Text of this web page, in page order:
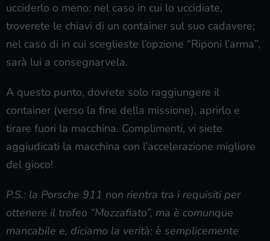
ucciderlo o meno: nel caso in cui lo uccidiate,
troverete le chiavi di un container sul suo cadavere;
nel caso di in cui sceglieste l’opzione “Riponi l’arma”,
sarà lui a consegnarvela.
A questo punto, dovrete solo raggiungere il
container (verso la fine della missione), aprirlo e
tirare fuori la macchina. Complimenti, vi siete
aggiudicati la macchina con l’accelerazione migliore
del gioco!
P.S.: la Porsche 911 non rientra tra i requisiti per
ottenere il trofeo “Mozzafiato”, ma è comunque
mancabile e, diciamo la verità: è semplicemente